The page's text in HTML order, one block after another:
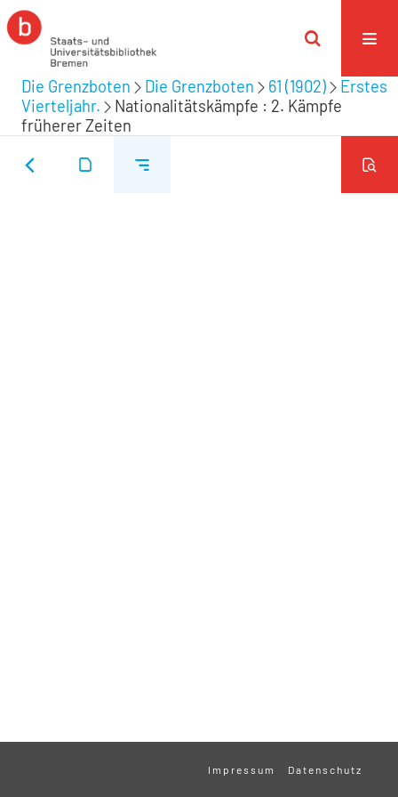
Die Grenzboten Die Grenzboten 61 (1902)
Erstes
Vierteljahr.
Nationalitätskämpfe : 2. Kämpfe
früherer Zeiten
Impressum Datenschutz